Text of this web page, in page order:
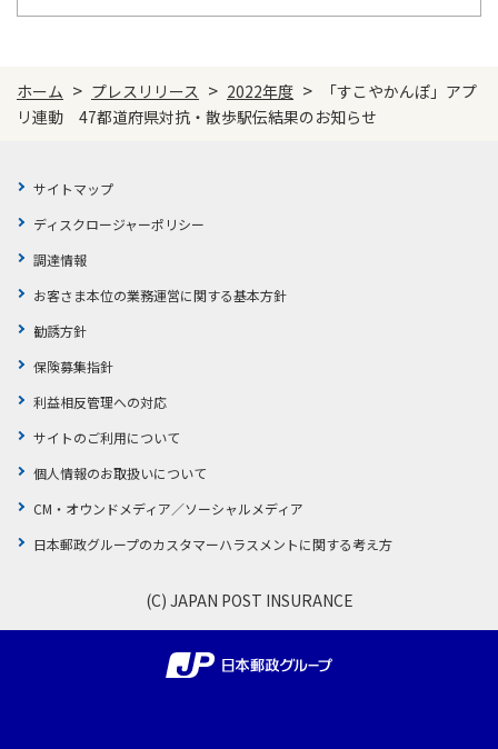
ホーム > プレスリリース > 2022年度 >
「すこやかんぽ」アプ
リ連動 47都道府県対抗・散歩駅伝結果のお知らせ
サイトマップ
ディスクロージャーポリシー
調達情報
お客さま本位の業務運営に関する基本方針
勧誘方針
保険募集指針
利益相反管理への対応
サイトのご利用について
個人情報のお取扱いについて
CM・オウンドメディア／ソーシャルメディア
日本郵政グループのカスタマーハラスメントに関する考え方
(C) JAPAN POST INSURANCE